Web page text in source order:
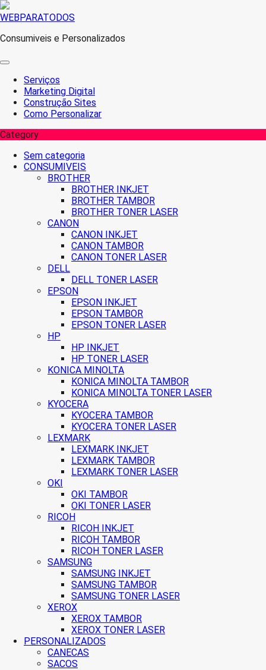
Skip
content
WEBPARATODOS
Consumiveis e Personalizados
Serviços
Marketing Digital
Construção Sites
Como Personalizar
Category
Sem categoria
CONSUMIVEIS
BROTHER
BROTHER INKJET
BROTHER TAMBOR
BROTHER TONER LASER
CANON
CANON INKJET
CANON TAMBOR
CANON TONER LASER
DELL
DELL TONER LASER
EPSON
EPSON INKJET
EPSON TAMBOR
EPSON TONER LASER
HP
HP INKJET
HP TONER LASER
KONICA MINOLTA
KONICA MINOLTA TAMBOR
KONICA MINOLTA TONER LASER
KYOCERA
KYOCERA TAMBOR
KYOCERA TONER LASER
LEXMARK
LEXMARK INKJET
LEXMARK TAMBOR
LEXMARK TONER LASER
OKI
OKI TAMBOR
OKI TONER LASER
RICOH
RICOH INKJET
RICOH TAMBOR
RICOH TONER LASER
SAMSUNG
SAMSUNG INKJET
SAMSUNG TAMBOR
SAMSUNG TONER LASER
XEROX
XEROX TAMBOR
XEROX TONER LASER
PERSONALIZADOS
CANECAS
SACOS